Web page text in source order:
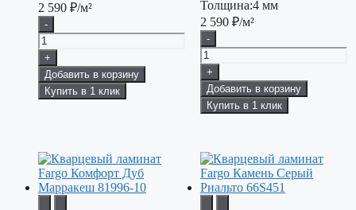
2 590 ₽/м²
-
+
Добавить в корзину
Купить в 1 клик
Толщина:4 мм
2 590 ₽/м²
-
+
Добавить в корзину
Купить в 1 клик